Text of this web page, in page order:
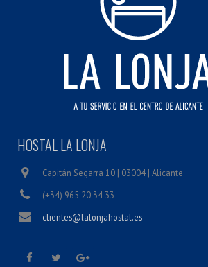
HOSTAL LA LONJA
Capitán Segarra 10 | 03004 | Alicante
(+34) 965 20 34 33
clientes@lalonjahostal.es